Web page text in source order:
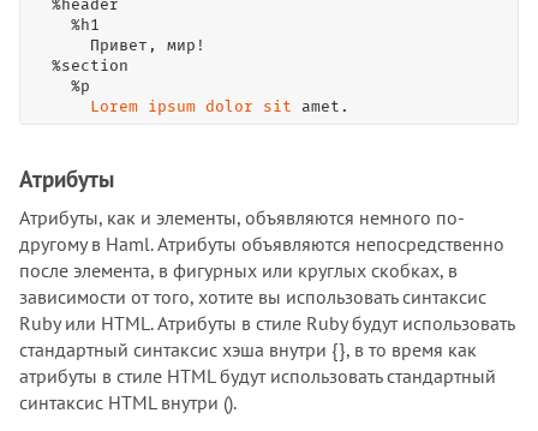
  %header
    %h1
      Привет, мир!
  %section
    %p
Lorem ipsum dolor sit amet.
Атрибуты
Атрибуты, как и элементы, объявляются немного по-
другому в Haml. Атрибуты объявляются непосредственно
после элемента, в фигурных или круглых скобках, в
зависимости от того, хотите вы использовать синтаксис
Ruby или HTML. Атрибуты в стиле Ruby будут использовать
стандартный синтаксис хэша внутри {}, в то время как
атрибуты в стиле HTML будут использовать стандартный
синтаксис HTML внутри ().